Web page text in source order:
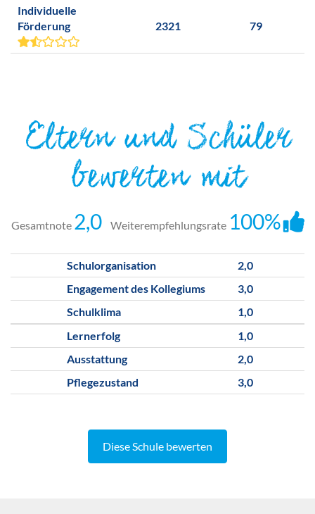
Individuelle
Förderung
2321 79
Eltern und Schüler
bewerten mit
Gesamtnote 2,0Weiterempfehlungsrate 100%
Schulorganisation
2,0
Engagement des Kollegiums
3,0
Schulklima
1,0
Lernerfolg
1,0
Ausstattung
2,0
Pflegezustand
3,0
Diese Schule bewerten